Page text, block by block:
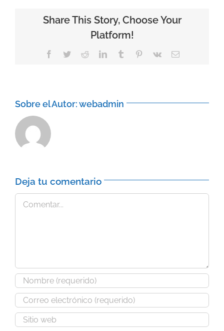
Share This Story, Choose Your
Platform!
Facebook
TwitterRedditLinkedInTumblr Pinterest
Vk
Correo
Sobre el Autor:webadmin
Deja tu comentario
Comentar